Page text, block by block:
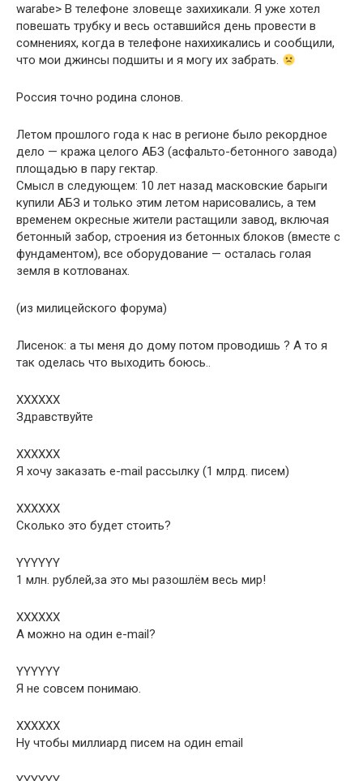
warabe> В телефоне зловеще захихикали. Я уже хотел
повешать трубку и весь оставшийся день провести в
сомнениях, когда в телефоне нахихикались и сообщили,
что мои джинсы подшиты и я могу их забрать.
Россия точно родина слонов.
Летом прошлого года к нас в регионе было рекордное
дело — кража целого АБЗ (асфальто-бетонного завода)
площадью в пару гектар.
Смысл в следующем: 10 лет назад масковские барыги
купили АБЗ и только этим летом нарисовались, а тем
временем окресные жители растащили завод, включая
бетонный забор, строения из бетонных блоков (вместе с
фундаментом), все оборудование — осталась голая
земля в котлованах.
(из милицейского форума)
Лисенок: а ты меня до дому потом проводишь ? А то я
так оделась что выходить боюсь..
XXXXXX
Здравствуйте
XXXXXX
Я хочу заказать e-mail рассылку (1 млрд. писем)
XXXXXX
Сколько это будет стоить?
YYYYYY
1 млн. рублей,за это мы разошлём весь мир!
XXXXXX
А можно на один e-mail?
YYYYYY
Я не совсем понимаю.
XXXXXX
Ну чтобы миллиард писем на один email